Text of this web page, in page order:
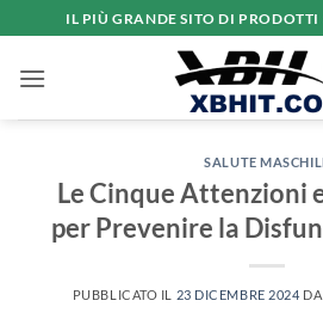
ai
contenuti
IL PIÙ GRANDE SITO DI PRODOTTI
SALUTE
Le Cinque Attenzioni
per Prevenire la
PUBBLICATO IL 23 DICEMBRE 2024 DA